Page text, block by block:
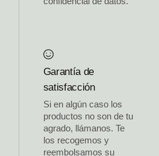
Garantía de
satisfacción
Si en algún caso los
productos no son de tu
agrado, llámanos. Te
los recogemos y
reembolsamos su